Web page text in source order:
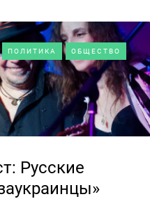
ПОЛИТИКА ОБЩЕСТВО
Русские